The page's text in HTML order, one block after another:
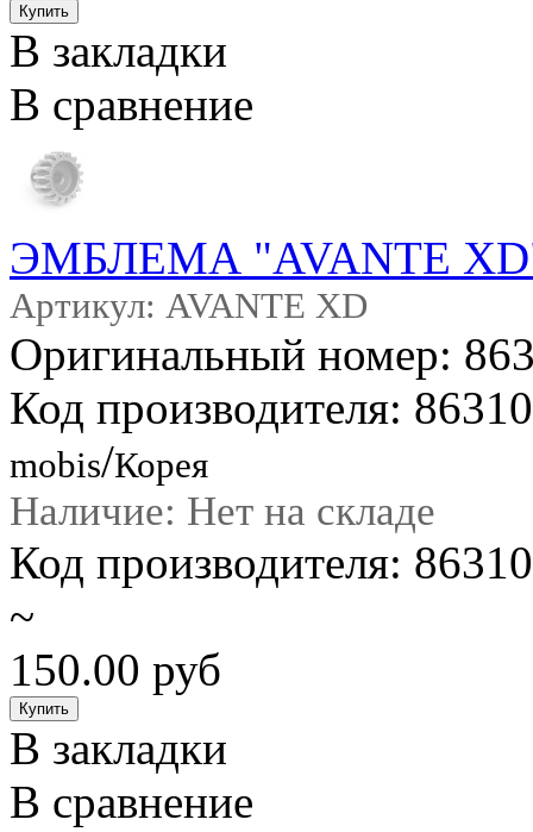
В закладки
В сравнение
ЭМБЛЕМА "AVANTE
Артикул: AVANTE XD
Оригинальный номер:
Код производителя:
mobis/Корея
Наличие: Нет на складе
Код производителя:
~
150.00 руб
В закладки
В сравнение